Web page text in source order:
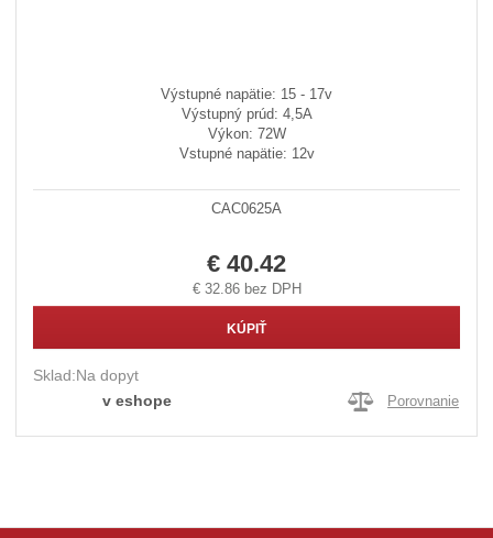
Výstupné napätie: 15 - 17v
Výstupný prúd: 4,5A
Výkon: 72W
Vstupné napätie: 12v
CAC0625A
€ 40.42
€ 32.86 bez DPH
KÚPIŤ
Sklad:Na dopyt
v eshope
Porovnanie